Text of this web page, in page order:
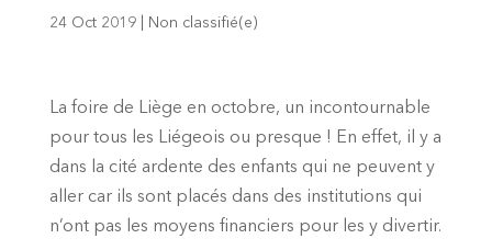
24 Oct 2019| Non classifié(e)
La foire de Liège en octobre, un incontournable
pour tous les Liégeois ou presque ! En effet, il y a
dans la cité ardente des enfants qui ne peuvent y
aller car ils sont placés dans des institutions qui
n’ont pas les moyens financiers pour les y divertir.